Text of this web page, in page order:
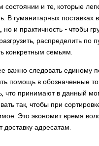
состоянии и те, которые
В гуманитарных поставках
но и практичность - чтобы
распределить по
конкретным семьям.
важно следовать единому
помощь в обозначенные
что принимают в данный
так, чтобы при
Это экономит время
доставку адресатам.